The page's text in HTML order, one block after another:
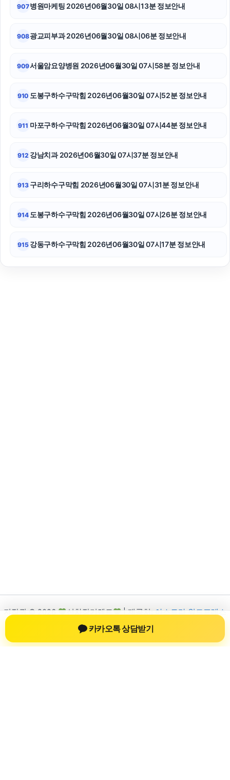
폰테크
서울이혼전문변호사
907병원마케팅 2026년06월30일 08시13분 정보안내
908광교피부과 2026년06월30일 08시06분 정보안내
909서울암요양병원 2026년06월30일 07시58분 정보안내
910 도봉구하수구막힘 2026년06월30일 07시52분 정보안내
911 마포구하수구막힘 2026년06월30일 07시44분 정보안내
912 강남치과 2026년06월30일 07시37분 정보안내
913 구리하수구막힘 2026년06월30일 07시31분 정보안내
914 도봉구하수구막힘 2026년06월30일 07시26분 정보안내
915 강동구하수구막힘 2026년06월30일 07시17분 정보안내
저작권 © 2026 신차장기렌트 | 제공처:
아스트라 워드프레스
테마
카카오톡 상담받기